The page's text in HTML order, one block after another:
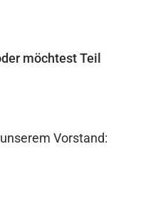
möchtest Teil
Vorstand: